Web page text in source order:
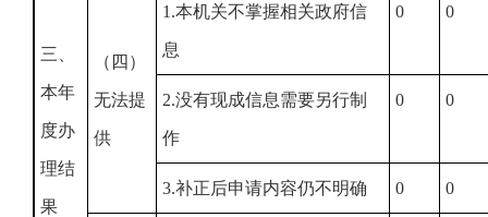
三、
本年
度办
理结
果
（四）
无法提
供
1.本机关不掌握相关政府信
息
0 0
2.没有现成信息需要另行制
作
0 0
3.补正后申请内容仍不明确 0 0